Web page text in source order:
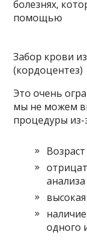
Забор крови
(кордоцентез)
Это очень
мы не можем
процедуры из-
одного